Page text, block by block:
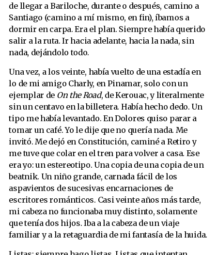
de llegar a Bariloche, durante o después, camino a
Santiago (camino a mí mismo, en fin), íbamos a
dormir en carpa. Era el plan. Siempre había querido
salir a la ruta. Ir hacia adelante, hacia la nada, sin
nada, dejándolo todo.
Una vez, a los veinte, había vuelto de una estadía en
lo de mi amigo Charly, en Pinamar, solo con un
ejemplar de On the Road, de Kerouac, y literalmente
sin un centavo en la billetera. Había hecho dedo. Un
tipo me había levantado. En Dolores quiso parar a
tomar un café. Yo le dije que no quería nada. Me
invitó. Me dejó en Constitución, caminé a Retiro y
me tuve que colar en el tren para volver a casa. Ese
era yo: un estereotipo. Una copia de una copia de un
beatnik. Un niño grande, carnada fácil de los
aspavientos de sucesivas encarnaciones de
escritores románticos. Casi veinte años más tarde,
mi cabeza no funcionaba muy distinto, solamente
que tenía dos hijos. Iba a la cabeza de un viaje
familiar y a la retaguardia de mi fantasía de la huida.